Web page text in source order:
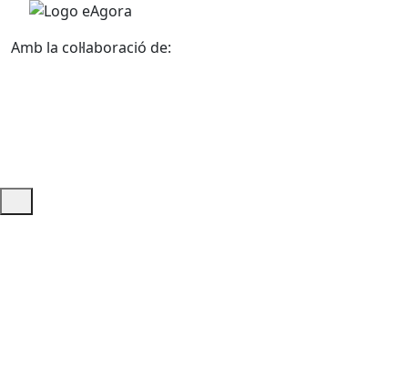
Amb la col·laboració de:
Ajuda i accés ràpid